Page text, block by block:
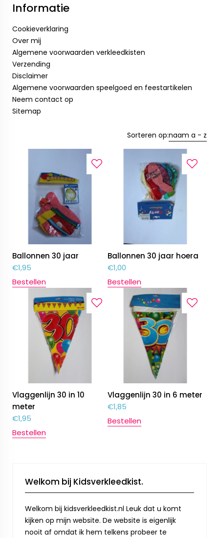
Informatie
Cookieverklaring
Over mij
Algemene voorwaarden verkleedkisten
Verzending
Disclaimer
Algemene voorwaarden speelgoed en feestartikelen
Neem contact op
Sitemap
Sorteren op:naam a - z
Ballonnen 30 jaar
€1,95
Bestellen
Ballonnen 30 jaar hoera
€1,00
Bestellen
Vlaggenlijn 30 in 10
meter
€1,95
Bestellen
Vlaggenlijn 30 in 6 meter
€1,85
Bestellen
Welkom bij Kidsverkleedkist.
Welkom bij kidsverkleedkist.nl Leuk dat u komt
kijken op mijn website. De website is eigenlijk
nooit af omdat ik hem telkens probeer te